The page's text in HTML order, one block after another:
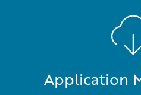
Application